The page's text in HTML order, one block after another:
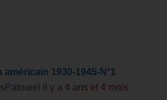
américain 1930-1945-N°1
il y a 4 ans et 4 mois